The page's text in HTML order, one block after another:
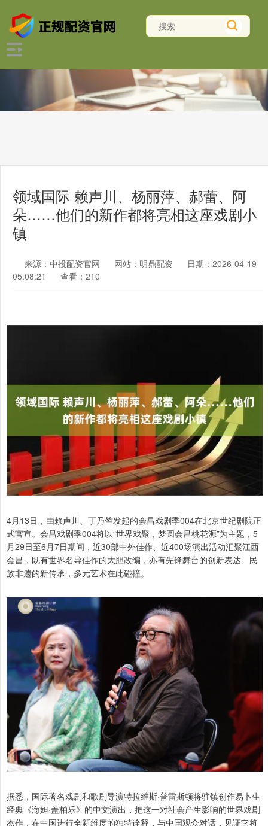
领域国际 赖声川、杨丽萍、郝蕾、阿
朵……他们的新作都将亮相这座戏剧小
镇
来源：中投配资官网 网站：明鼎配资
日期：2026-04-19
05:08:21
查看：210
4月13日，由赖声川、丁乃竺发起的会昌戏剧季004在北京世纪剧院正
式官宣。会昌戏剧季004将以“世界戏聚，梦圆会昌桃花源”为主题，5
月29日至6月7日期间，近30部中外佳作、近400场演出活动汇聚江西
会昌，既有世界名导佳作的大胆改编，亦有先锋舞台的创新表达、民
族非遗的新传承，多元艺术在此碰撞。
据悉，国际著名戏剧和歌剧导演特拉维斯·普雷斯顿将驻镇创作易卜生
经典《海妲·盖柏乐》的中文演出，把这一对社会产生影响的世界戏剧
杰作，在中国进行全新维度的独特诠释，与中国观众对话，见证它将